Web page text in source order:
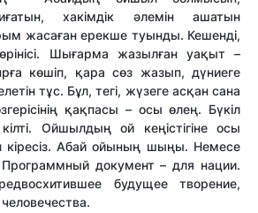
хакімдік әлемін ашатын
жасаған ерекше туынды. Кешенді,
Шығарма жазылған уақыт –
көшіп, қара сөз жазып, дүниеге
тұс. Бұл, тегі, жүзеге асқан сана
қақпасы – осы өлең. Бүкіл
Ойшылдың ой кеңістігіне осы
кіресіз. Абай ойының шыңы. Немесе
документ – для нации.
будущее творение,